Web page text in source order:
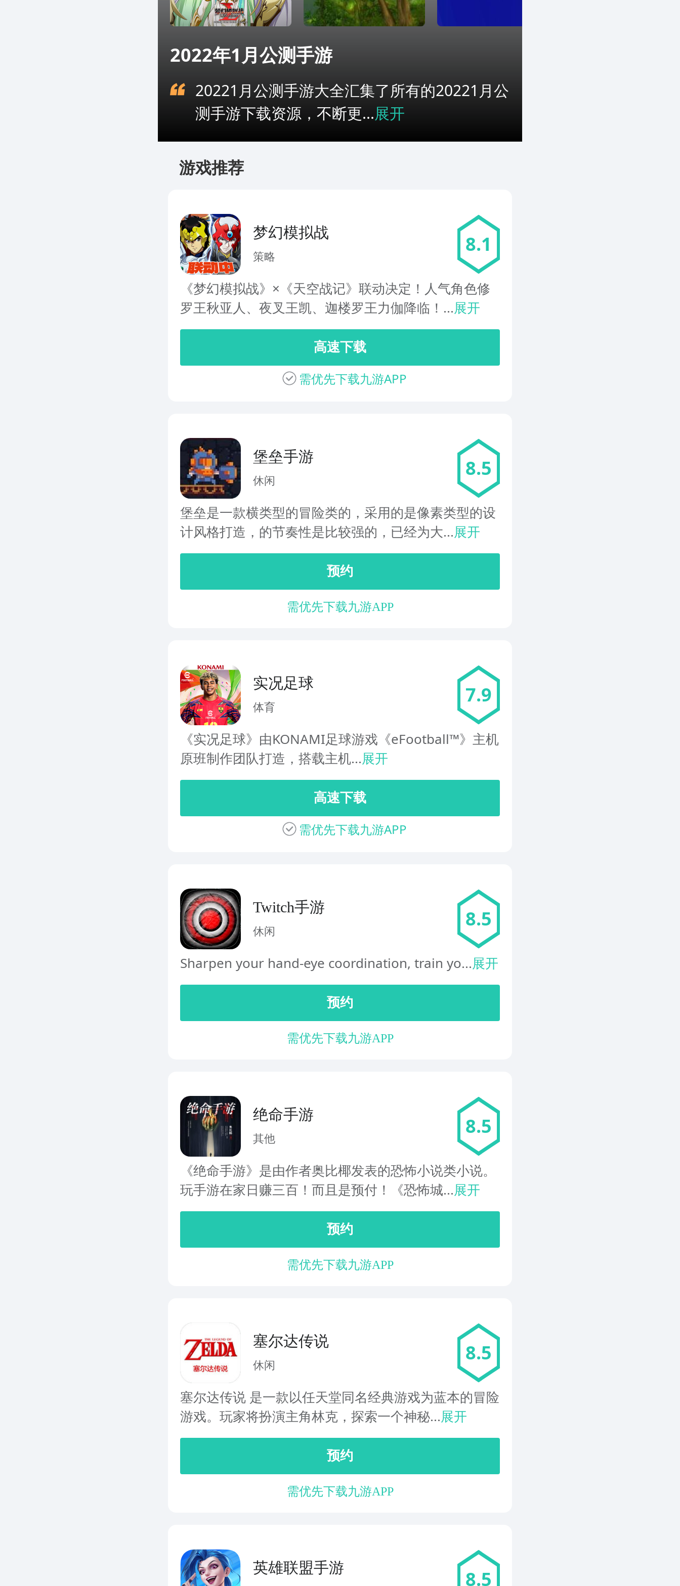
2022年1月公测手游
20221月公测手游大全汇集了所有的20221月公
测手游下载资源，不断更...展开
游戏推荐
梦幻模拟战
策略
8.1
《梦幻模拟战》×《天空战记》联动决定！人气角色修
罗王秋亚人、夜叉王凯、迦楼罗王力伽降临！...展开
高速下载
需优先下载九游APP
堡垒手游
休闲
8.5
堡垒是一款横类型的冒险类的，采用的是像素类型的设
计风格打造，的节奏性是比较强的，已经为大...展开
预约
需优先下载九游APP
实况足球
体育
7.9
《实况足球》由KONAMI足球游戏《eFootball™》主机
原班制作团队打造，搭载主机...展开
高速下载
需优先下载九游APP
Twitch手游
休闲
8.5
Sharpen your hand-eye coordination, train yo...展开
预约
需优先下载九游APP
绝命手游
其他
8.5
《绝命手游》是由作者奥比椰发表的恐怖小说类小说。
玩手游在家日赚三百！而且是预付！《恐怖城...展开
预约
需优先下载九游APP
塞尔达传说
休闲
8.5
塞尔达传说 是一款以任天堂同名经典游戏为蓝本的冒险
游戏。玩家将扮演主角林克，探索一个神秘...展开
预约
需优先下载九游APP
英雄联盟手游 8.5